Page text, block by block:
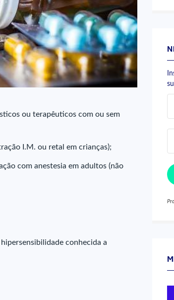
ou terapêuticos com ou sem
I.M. ou retal em crianças);
com anestesia em adultos (não
conhecida a